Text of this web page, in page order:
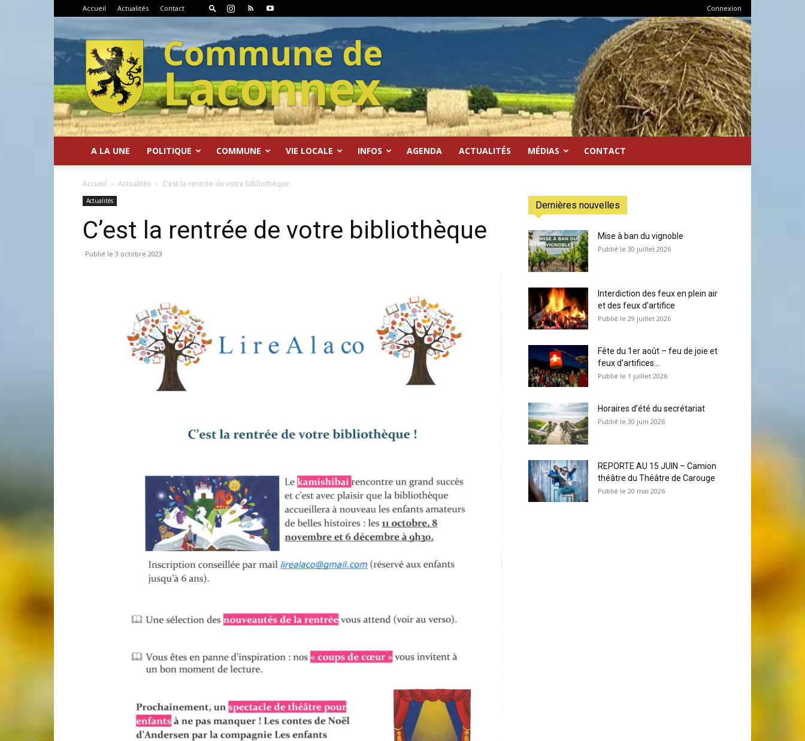
Connexion
Accueil Actualités Contact
A LA UNE POLITIQUE COMMUNE VIE LOCALE INFOS AGENDA ACTUALITÉS MÉDIAS CONTACT
Accueil Actualités C’est la rentrée de votre bibliothèque
Actualités
C’est la rentrée de votre bibliothèque
3 octobre 2023
Dernières nouvelles
Mise à ban du vignoble
30 juillet 2026
Interdiction des feux en plein air
et des feux d’artifice
29 juillet 2026
Fête du 1er août – feu de joie et
feux d’artifices...
1 juillet 2026
Horaires d’été du secrétariat
30 juin 2026
REPORTE AU 15 JUIN – Camion
théâtre du Théâtre de Carouge
20 mai 2026